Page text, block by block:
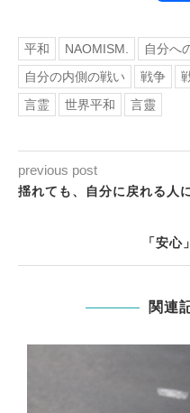
平和 NAOMISM. 自分へ
自分の内側の戦い
戦争
言霊
世界平和 言靈
previous post
揺れても、自分に戻れる人
「安
関連